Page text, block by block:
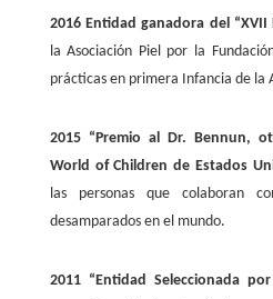
2016 Entidad ganadora del “XVII
la Asociación Piel por la
prácticas en primera Infancia de la
2015 “Premio al Dr. Bennun,
World of Children de Estados
las personas que colaboran
desamparados en el mundo.
2011 “Entidad Seleccionada por